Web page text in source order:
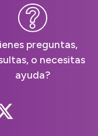
preguntas,
o necesitas
ayuda?
On
Us OnUs